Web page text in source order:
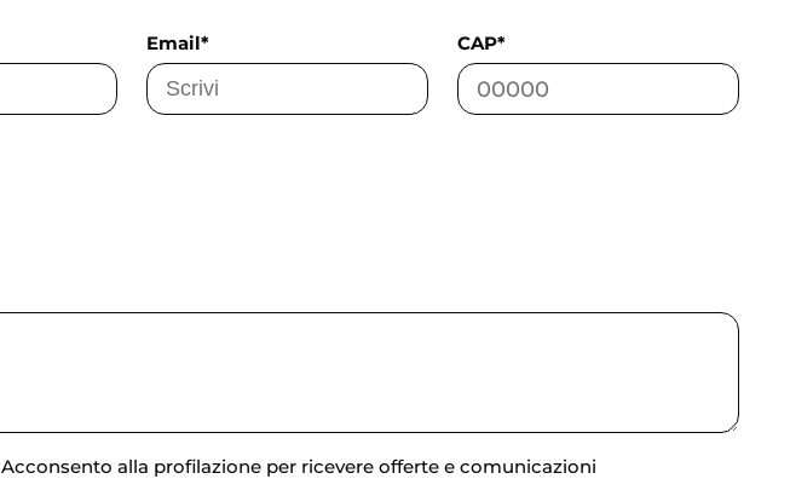
Email* CAP*
Acconsento alla profilazione per ricevere offerte e comunicazioni